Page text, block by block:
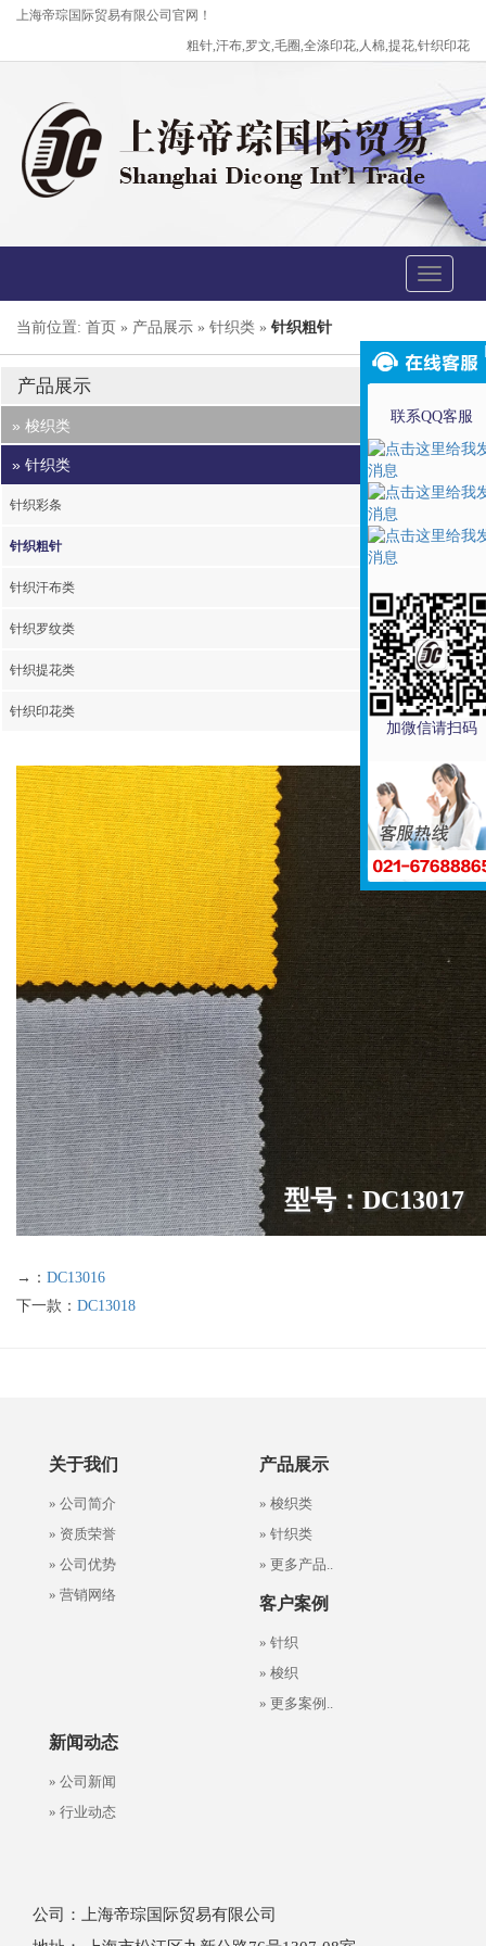
上海帝琮国际贸易有限公司官网！
粗针,汗布,罗文,毛圈,全涤印花,人棉,提花,针织印花
Toggle
当前位置: 首页 » 产品展示 » 针织类 » 针织粗针
产品展示
» 梭织类
涤纶染色
涤纶印花
人棉染色
人棉色织
人棉印花
» 针织类
针织彩条
针织粗针
针织汗布类
针织罗纹类
针织提花类
针织印花类
型号：DC13017
→： DC13016
下一款： DC13018
关于我们
» 公司简介
» 资质荣誉
» 公司优势
» 营销网络
产品展示
» 梭织类
» 针织类
» 更多产品..
客户案例
» 针织
» 梭织
» 更多案例..
新闻动态
» 公司新闻
» 行业动态
公司：上海帝琮国际贸易有限公司
联系QQ客服
加微信请扫码